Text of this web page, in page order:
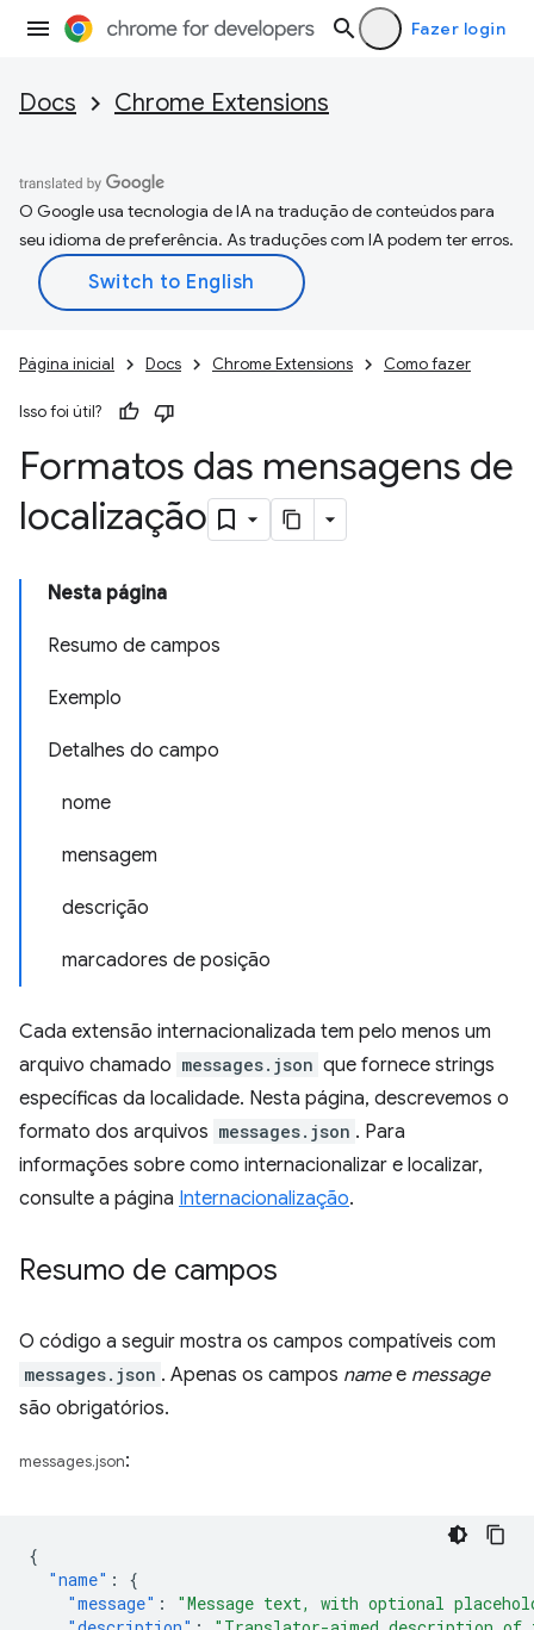
Fazer login
Docs Chrome Extensions
O Google usa tecnologia de IA na tradução de conteúdos para
seu idioma de preferência. As traduções com IA podem ter erros.
Página inicial Docs Chrome Extensions Como fazer
Isso foi útil?
Formatos das mensagens de
localização
Nesta página
Resumo de campos
Exemplo
Detalhes do campo
nome
mensagem
descrição
marcadores de posição
Cada extensão internacionalizada tem pelo menos um
arquivo chamado messages.json que fornece strings
específicas da localidade. Nesta página, descrevemos o
formato dos arquivos messages.json . Para
informações sobre como internacionalizar e localizar,
consulte a página Internacionalização.
Resumo de campos
O código a seguir mostra os campos compatíveis com
messages.json . Apenas os campos namee message
são obrigatórios.
messages.json:
{
"name" :
{
"message" :
"Message text, with optional